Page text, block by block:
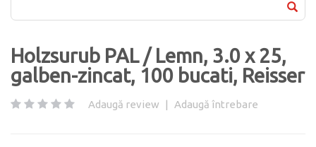
Holzsurub PAL / Lemn, 3.0 x 25,
galben-zincat, 100 bucati, Reisser
Adaugă review | Adaugă întrebare